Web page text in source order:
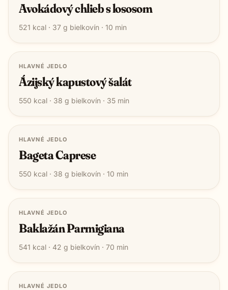
Avokádový chlieb s lososom
521 kcal · 37 g bielkovín · 10 min
HLAVNÉ JEDLO
Ázijský kapustový šalát
550 kcal · 38 g bielkovín · 35 min
HLAVNÉ JEDLO
Bageta Caprese
550 kcal · 38 g bielkovín · 10 min
HLAVNÉ JEDLO
Baklažán Parmigiana
541 kcal · 42 g bielkovín · 70 min
HLAVNÉ JEDLO